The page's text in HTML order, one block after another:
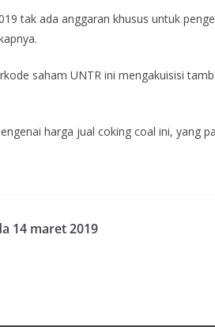
tak ada anggaran khusus untuk
saham UNTR ini mengakuisisi
harga jual coking coal ini, yang
14 maret 2019